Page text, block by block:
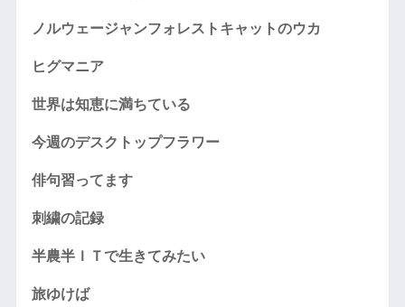
ノルウェージャンフォレストキャットのウカ
ヒグマニア
世界は知恵に満ちている
今週のデスクトップフラワー
俳句習ってます
刺繍の記録
半農半ＩＴで生きてみたい
旅ゆけば